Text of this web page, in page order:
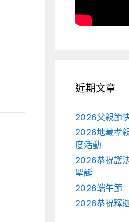
近期文章
2026父親節
2026地藏孝
度活動
2026恭祝護
聖誕
2026端午節
2026恭祝釋